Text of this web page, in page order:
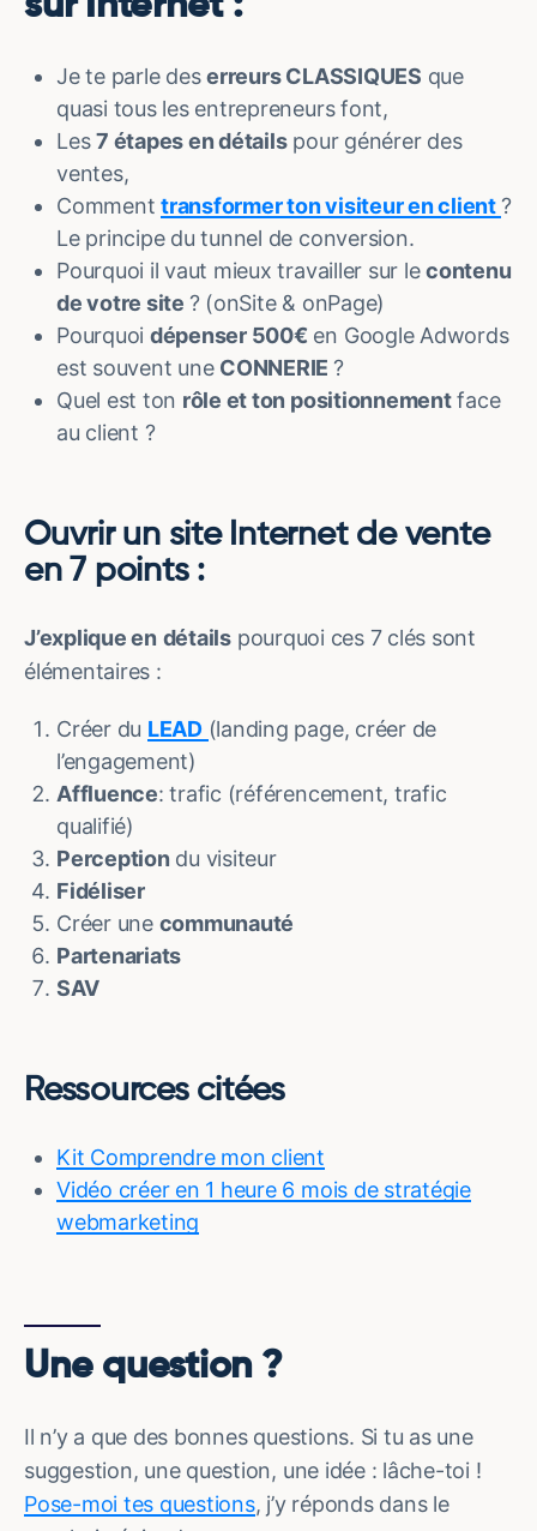
Je te parle deserreurs CLASSIQUES que
quasi tous les entrepreneurs font,
Les7 étapes en détailspour générer des
ventes,
Commenttransformer ton visiteur en client?
Le principe du tunnel de conversion.
Pourquoi il vaut mieux travailler sur lecontenu
de votre site ? (onSite & onPage)
Pourquoi dépenser 500€ en Google Adwords
est souvent une CONNERIE?
Quel est ton rôle et ton positionnementface
au client ?
Ouvrir un site Internet de vente
en 7 points :
J’explique en détailspourquoi ces 7 clés sont
élémentaires :
Créer du LEAD (landing page, créer de
l’engagement)
Affluence: trafic (référencement, trafic
qualifié)
Perception du visiteur
Fidéliser
Créer une communauté
Partenariats
SAV
Ressources citées
Kit Comprendre mon client
Vidéo créer en 1 heure 6 mois de stratégie
webmarketing
Une question ?
Il n’y a que des bonnes questions. Si tu as une
suggestion, une question, une idée : lâche-toi !
Pose-moi tes questions, j’y réponds dans le